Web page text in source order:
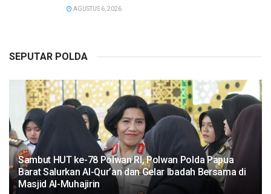
AGUSTUS 6, 2026
SEPUTAR POLDA
Sambut HUT ke-78 Polwan RI, Polwan Polda Papua
Barat Salurkan Al-Qur’an dan Gelar Ibadah Bersama di
Masjid Al-Muhajirin